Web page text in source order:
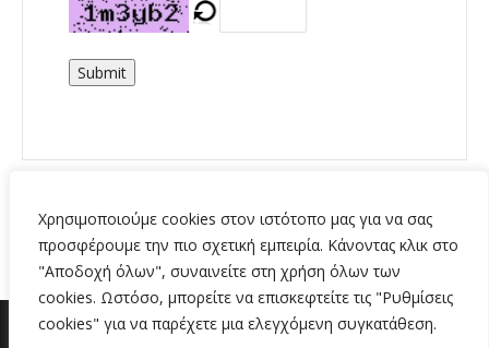
Χρησιμοποιούμε cookies στον ιστότοπο μας για να σας
προσφέρουμε την πιο σχετική εμπειρία. Κάνοντας κλικ στο
"Αποδοχή όλων", συναινείτε στη χρήση όλων των
cookies. Ωστόσο, μπορείτε να επισκεφτείτε τις "Ρυθμίσεις
cookies" για να παρέχετε μια ελεγχόμενη συγκατάθεση.
Submit